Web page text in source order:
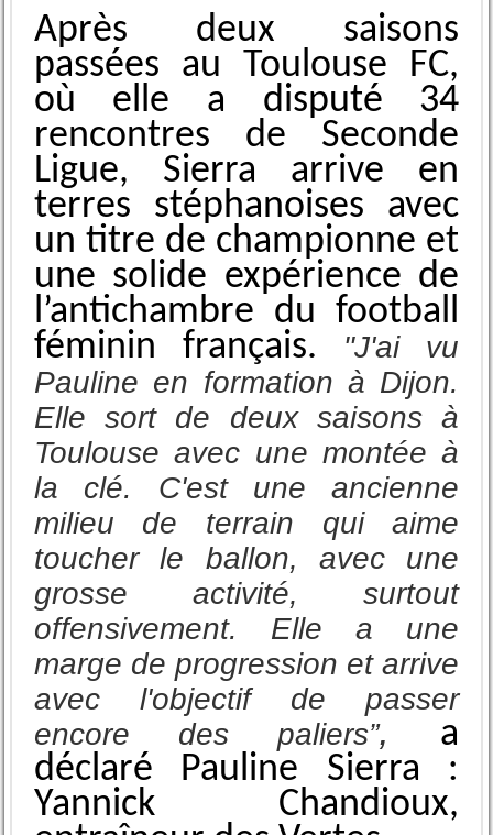
Après deux saisons
passées au Toulouse FC,
où elle a disputé 34
rencontres de Seconde
Ligue, Sierra arrive en
terres stéphanoises avec
un titre de championne et
une solide expérience de
l’antichambre du football
féminin français.
"J'ai vu
Pauline en formation à Dijon.
Elle sort de deux saisons à
Toulouse avec une montée à
la clé. C'est une ancienne
milieu de terrain qui aime
toucher le ballon, avec une
grosse activité, surtout
offensivement. Elle a une
marge de progression et arrive
avec l'objectif de passer
encore des paliers”,
a
déclaré Pauline Sierra :
Yannick Chandioux,